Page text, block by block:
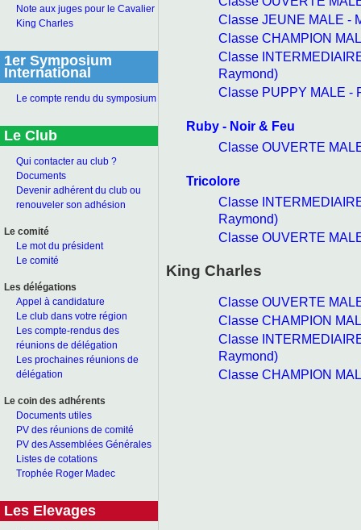
Note aux juges pour le Cavalier
King Charles
1er Symposium
International
Le compte rendu du symposium
Le Club
Qui contacter au club ?
Documents
Devenir adhérent du club ou
renouveler son adhésion
Le comité
Le mot du président
Le comité
Les délégations
Appel à candidature
Le club dans votre région
Les compte-rendus des
réunions de délégation
Les prochaines réunions de
délégation
Le coin des adhérents
Documents utiles
PV des réunions de comité
PV des Assemblées Générales
Listes de cotations
Trophée Roger Madec
Les Elevages
Classe JEUNE MALE -
Classe CHAMPION
Classe
Raymond)
Classe PUPPY MALE -
Ruby - Noir & Feu
Classe OUVERTE
Tricolore
Classe
Raymond)
Classe OUVERTE
King Charles
Classe OUVERTE
Classe CHAMPION
Classe
Raymond)
Classe CHAMPION